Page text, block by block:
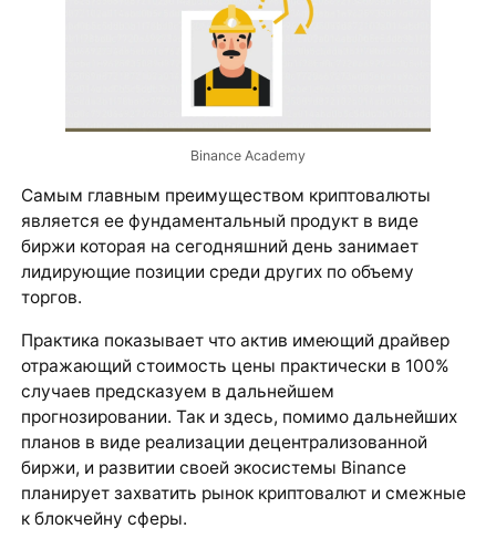
Binance Academy
Самым главным преимуществом криптовалюты
является ее фундаментальный продукт в виде
биржи которая на сегодняшний день занимает
лидирующие позиции среди других по объему
торгов.
Практика показывает что актив имеющий драйвер
отражающий стоимость цены практически в 100%
случаев предсказуем в дальнейшем
прогнозировании. Так и здесь, помимо дальнейших
планов в виде реализации децентрализованной
биржи, и развитии своей экосистемы Binance
планирует захватить рынок криптовалют и смежные
к блокчейну сферы.